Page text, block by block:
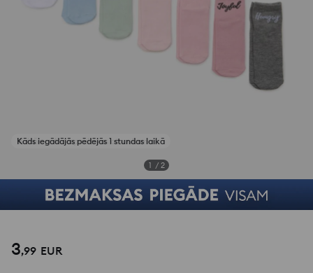
Kāds iegādājās pēdējās 1 stundas laikā
1 / 2
3,99 EUR